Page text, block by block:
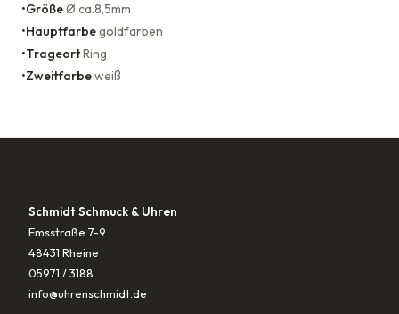
•GrößeØ ca.8,5mm
•Hauptfarbegoldfarben
•TrageortRing
•Zweitfarbeweiß
Schmidt Schmuck & Uhren
Emsstraße 7-9
48431 Rheine
05971 / 3188
info@uhrenschmidt.de